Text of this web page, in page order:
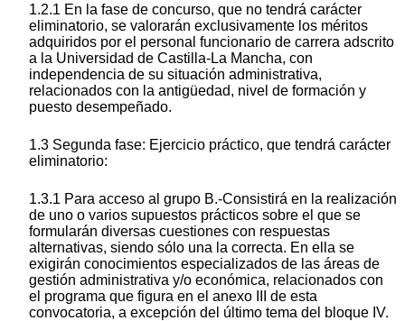
1.2.1 En la fase de concurso, que no tendrá carácter
eliminatorio, se valorarán exclusivamente los méritos
adquiridos por el personal funcionario de carrera adscrito
a la Universidad de Castilla-La Mancha, con
independencia de su situación administrativa,
relacionados con la antigüedad, nivel de formación y
puesto desempeñado.
1.3 Segunda fase: Ejercicio práctico, que tendrá carácter
eliminatorio:
1.3.1 Para acceso al grupo B.-Consistirá en la realización
de uno o varios supuestos prácticos sobre el que se
formularán diversas cuestiones con respuestas
alternativas, siendo sólo una la correcta. En ella se
exigirán conocimientos especializados de las áreas de
gestión administrativa y/o económica, relacionados con
el programa que figura en el anexo III de esta
convocatoria, a excepción del último tema del bloque IV.